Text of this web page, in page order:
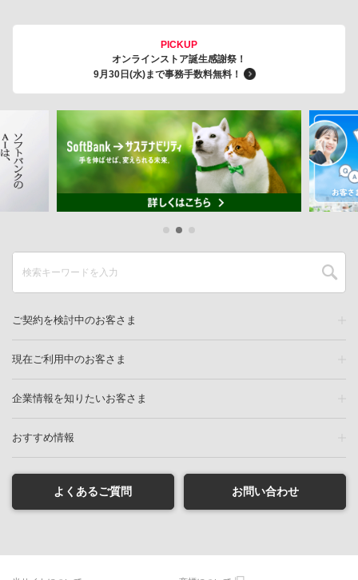
PICKUP
オンラインストア誕生感謝祭！
9月30日(水)まで事務手数料無料！
ご契約を検討中のお客さま
現在ご利用中のお客さま
企業情報を知りたいお客さま
おすすめ情報
よくあるご質問 お問い合わせ